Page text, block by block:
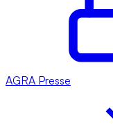
AGRA Presse